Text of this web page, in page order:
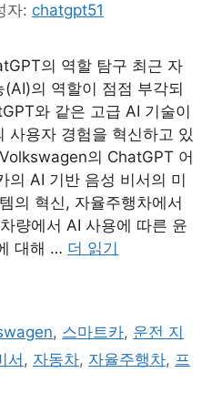
자: chatgpt51
의 역할 탐구 최근 자
의 역할이 점점 부각되
와 같은 고급 AI 기술이
사용자 경험을 혁신하고 있
의 ChatGPT 어
의 AI 기반 음성 비서의 미
의 혁신, 자율주행차에서
량에서 AI 사용에 따른 윤
대해 … 더 읽기
, 스마트카, 운전 지
서, 자동차, 자율주행차, 프